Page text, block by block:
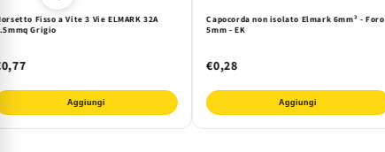
Fisso a Vite 3 Vie ELMARK 32A
Grigio
Aggiungi
Capocorda non isolato Elmark 6mm² - Foro
5mm - EK
€0,28
Aggiungi